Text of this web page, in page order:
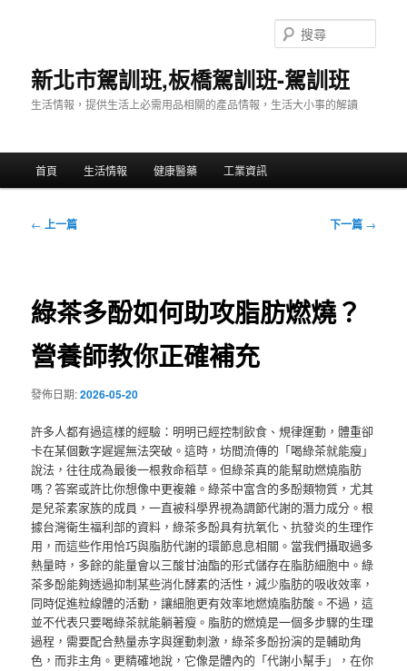
新北市駕訓班,板橋駕訓班-駕訓班
生活情報，提供生活上必需用品相關的產品情報，生活大小事的解讀
尋
首頁 生活情報 健康醫藥 工業資訊
文
← 上一篇 下一篇 →
綠茶多酚如何助攻脂肪燃燒？
營養師教你正確補充
發佈日期:2026-05-20
許多人都有過這樣的經驗：明明已經控制飲食、規律運動，體重卻
卡在某個數字遲遲無法突破。這時，坊間流傳的「喝綠茶就能瘦」
說法，往往成為最後一根救命稻草。但綠茶真的能幫助燃燒脂肪
嗎？答案或許比你想像中更複雜。綠茶中富含的多酚類物質，尤其
是兒茶素家族的成員，一直被科學界視為調節代謝的潛力成分。根
據台灣衛生福利部的資料，綠茶多酚具有抗氧化、抗發炎的生理作
用，而這些作用恰巧與脂肪代謝的環節息息相關。當我們攝取過多
熱量時，多餘的能量會以三酸甘油酯的形式儲存在脂肪細胞中。綠
茶多酚能夠透過抑制某些消化酵素的活性，減少脂肪的吸收效率，
同時促進粒線體的活動，讓細胞更有效率地燃燒脂肪酸。不過，這
並不代表只要喝綠茶就能躺著瘦。脂肪的燃燒是一個多步驟的生理
過程，需要配合熱量赤字與運動刺激，綠茶多酚扮演的是輔助角
色，而非主角。更精確地說，它像是體內的「代謝小幫手」，在你